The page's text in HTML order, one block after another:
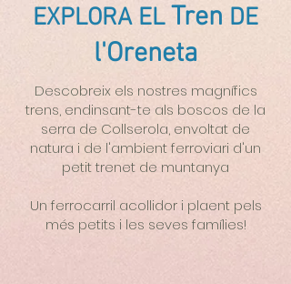
EXPLORA ELTren DE
l'Oreneta
Descobreix els nostres magnífics
trens, endinsant-te als boscos de la
serra de Collserola, envoltat de
natura i de l'ambient ferroviari d'un
petit trenet de muntanya
Un ferrocarril acollidor i plaent pels
més petits i les seves famílies!